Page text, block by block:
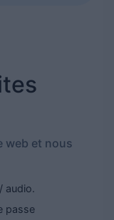
web et nous
audio.
passe